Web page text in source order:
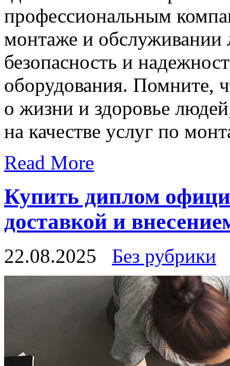
профессиональным
монтаже и обслуживании
безопасность и
оборудования. Помните,
о жизни и здоровье
на качестве услуг по
Read More
Купить диплом
доставкой и
22.08.2025 Без рубрики